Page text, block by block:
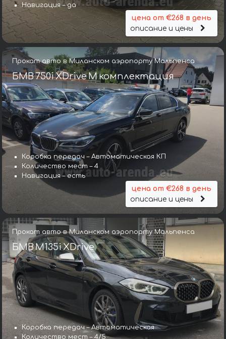
Навигация – да
цена от €268 в день
описание и цены
Прокат авто в Миланском аэропорту Мальпенса
БМВ 750i XDrive M комплектация
Коробка передач – Автоматическая КП
Количество мест – 4
Навигация – есть
цена от €268 в день
описание и цены
Прокат авто в Миланском аэропорту Мальпенса
БМВ M135i XDrive
Коробка передач – Автоматическая
Количество мест – 4/5